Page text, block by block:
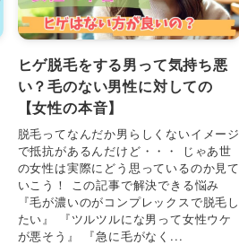
ヒゲ脱毛をする男って気持ち悪
い？毛のない男性に対しての
【女性の本音】
脱毛ってなんだか男らしくないイメージ
で抵抗があるんだけど・・・ じゃあ世
の女性は実際にどう思っているのか見て
いこう！ この記事で解決できる悩み
『毛が濃いのがコンプレックスで脱毛し
たい』 『ツルツルにな男って女性ウケ
が悪そう』 『急に毛がなく...